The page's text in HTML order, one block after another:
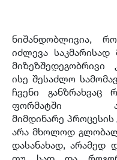
ნიშანდობლივია,
იძლევა
მიზეზშედეგობრივი
ისე შესაძლო
ჩვენი განზრახვაც
ფორმატში
მიმდინარე პროცესის
არა მხოლოდ
დასანახად, არამედ